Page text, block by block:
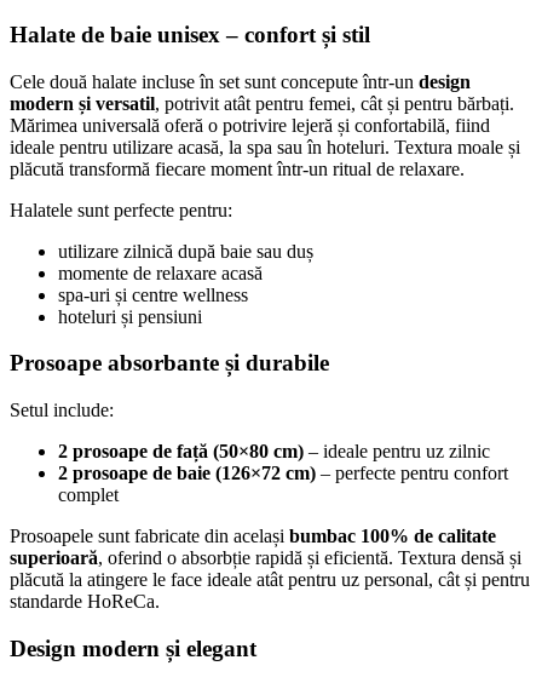
Halate de baie unisex – confort și stil
Cele două halate incluse în set sunt concepute într-un design
modern și versatil, potrivit atât pentru femei, cât și pentru bărbați.
Mărimea universală oferă o potrivire lejeră și confortabilă, fiind
ideale pentru utilizare acasă, la spa sau în hoteluri. Textura moale și
plăcută transformă fiecare moment într-un ritual de relaxare.
Halatele sunt perfecte pentru:
utilizare zilnică după baie sau duș
momente de relaxare acasă
spa-uri și centre wellness
hoteluri și pensiuni
Prosoape absorbante și durabile
Setul include:
2 prosoape de față (50×80 cm) – ideale pentru uz zilnic
2 prosoape de baie (126×72 cm) – perfecte pentru confort
complet
Prosoapele sunt fabricate din același bumbac 100% de calitate
superioară, oferind o absorbție rapidă și eficientă. Textura densă și
plăcută la atingere le face ideale atât pentru uz personal, cât și pentru
standarde HoReCa.
Design modern și elegant